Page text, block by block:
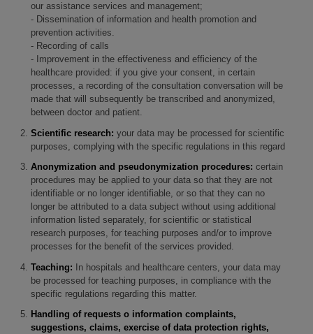
our assistance services and management;
- Dissemination of information and health promotion and
prevention activities.
- Recording of calls
- Improvement in the effectiveness and efficiency of the
healthcare provided: if you give your consent, in certain
processes, a recording of the consultation conversation will be
made that will subsequently be transcribed and anonymized,
between doctor and patient.
Scientific research: your data may be processed for scientific
purposes, complying with the specific regulations in this regard
Anonymization and pseudonymization procedures: certain
procedures may be applied to your data so that they are not
identifiable or no longer identifiable, or so that they can no
longer be attributed to a data subject without using additional
information listed separately, for scientific or statistical
research purposes, for teaching purposes and/or to improve
processes for the benefit of the services provided.
Teaching: In hospitals and healthcare centers, your data may
be processed for teaching purposes, in compliance with the
specific regulations regarding this matter.
Handling of requests o information complaints,
suggestions, claims, exercise of data protection rights,